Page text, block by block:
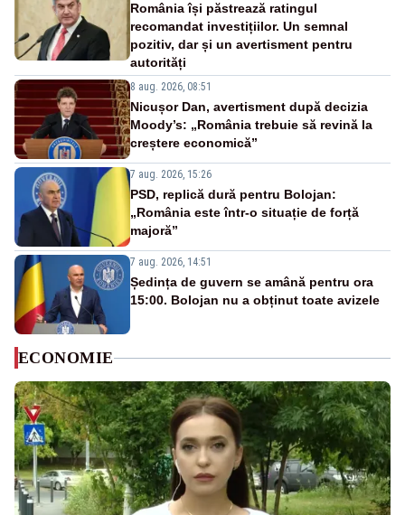
România își păstrează ratingul
recomandat investițiilor. Un semnal
pozitiv, dar și un avertisment pentru
autorități
8 aug. 2026, 08:51
Nicușor Dan, avertisment după decizia
Moody’s: „România trebuie să revină la
creștere economică”
7 aug. 2026, 15:26
PSD, replică dură pentru Bolojan:
„România este într-o situație de forță
majoră”
7 aug. 2026, 14:51
Ședința de guvern se amână pentru ora
15:00. Bolojan nu a obținut toate avizele
ECONOMIE